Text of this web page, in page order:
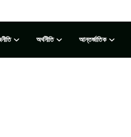
অর্থনীতি আন্তর্জাতিক